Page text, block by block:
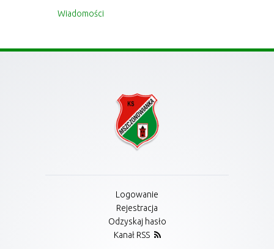
Wiadomości
Logowanie
Rejestracja
Odzyskaj hasło
Kanał RSS